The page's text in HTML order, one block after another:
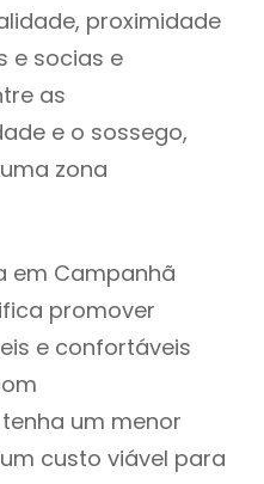
proximidade
e socias e
as
e o sossego,
zona
em Campanhã
promover
e confortáveis
um menor
custo viável para